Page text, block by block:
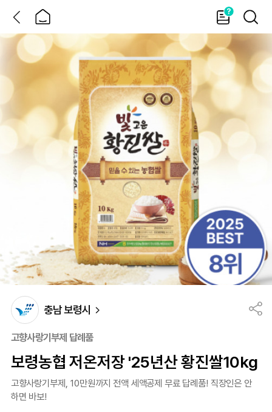
홈
가
이
검
색
충남 보령시
고향사랑기부제 답례품
보령농협 저온저장 '25년산 황진쌀10kg
고향사랑기부제, 10만원까지 전액 세액공제 무료 답례품! 직장인은 안
하면 바보!